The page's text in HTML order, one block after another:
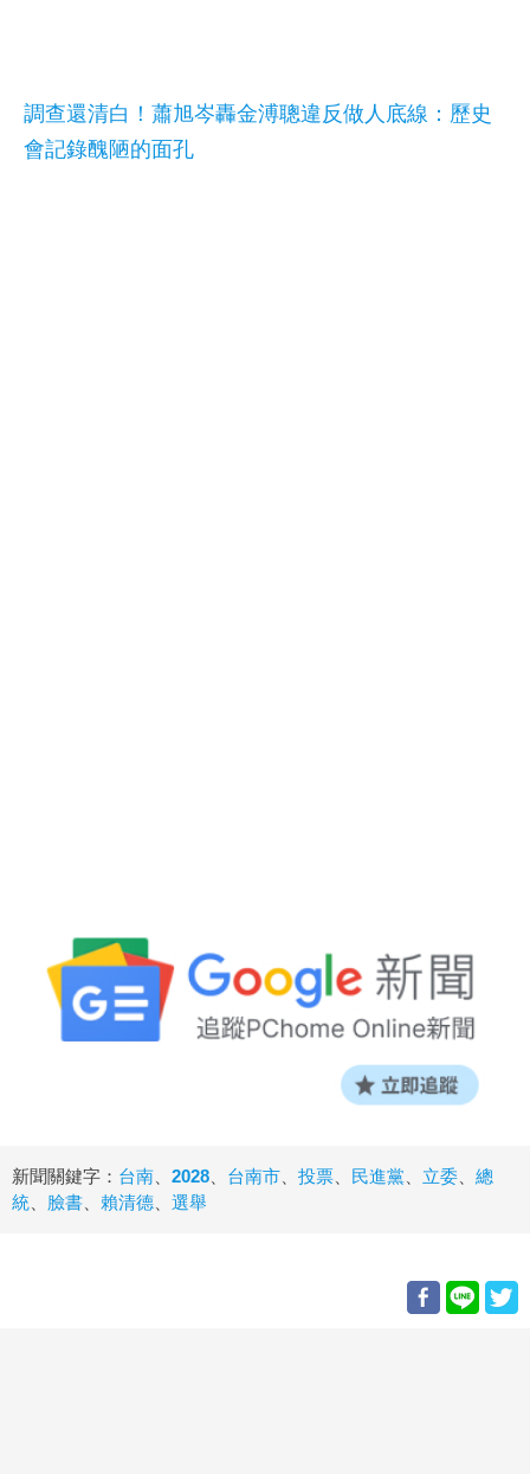
調查還清白！蕭旭岑轟金溥聰違反做人底線：歷史
會記錄醜陋的面孔
新聞關鍵字： 台南 2028 台南市 投票 民進黨 立委
總
統
臉書 賴清德 選舉